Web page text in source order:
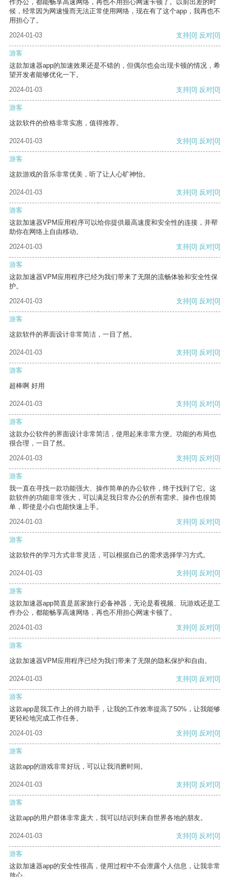
作办公，都能畅享高速网络，再也不用担心网速卡顿了。以前出差的时
候，经常因为网速慢而无法正常使用网络，现在有了这个app，我再也不
用担心了。
2024-01-03
支持[0] 反对[0]
游客
这款加速器app的加速效果还是不错的，但偶尔也会出现卡顿的情况，希
望开发者能够优化一下。
2024-01-03
支持[0] 反对[0]
游客
这款软件的价格非常实惠，值得推荐。
2024-01-03 支持[0] 反对[0]
游客
这款游戏的音乐非常优美，听了让人心旷神怡。
2024-01-03 支持[0] 反对[0]
游客
这款加速器VPM应用程序可以给你提供最高速度和安全性的连接，并帮
助你在网络上自由移动。
2024-01-03
支持[0] 反对[0]
游客
这款加速器VPM应用程序已经为我们带来了无限的流畅体验和安全性保
护。
2024-01-03
支持[0] 反对[0]
游客
这款软件的界面设计非常简洁，一目了然。
2024-01-03 支持[0] 反对[0]
游客
超棒啊 好用
2024-01-03 支持[0] 反对[0]
游客
这款办公软件的界面设计非常简洁，使用起来非常方便。功能的布局也
很合理，一目了然。
2024-01-03
支持[0] 反对[0]
游客
我一直在寻找一款功能强大、操作简单的办公软件，终于找到了它。这
款软件的功能非常强大，可以满足我日常办公的所有需求。操作也很简
单，即使是小白也能快速上手。
2024-01-03
支持[0] 反对[0]
游客
这款软件的学习方式非常灵活，可以根据自己的需求选择学习方式。
2024-01-03 支持[0] 反对[0]
游客
这款加速器app简直是居家旅行必备神器，无论是看视频、玩游戏还是工
作办公，都能畅享高速网络，再也不用担心网速卡顿了。
2024-01-03
支持[0] 反对[0]
游客
这款加速器VPM应用程序已经为我们带来了无限的隐私保护和自由。
2024-01-03 支持[0] 反对[0]
游客
这款app是我工作上的得力助手，让我的工作效率提高了50%，让我能够
更轻松地完成工作任务。
2024-01-03
支持[0] 反对[0]
游客
这款app的游戏非常好玩，可以让我消磨时间。
2024-01-03 支持[0] 反对[0]
游客
这款app的用户群体非常庞大，我可以结识到来自世界各地的朋友。
2024-01-03 支持[0] 反对[0]
游客
这款加速器app的安全性很高，使用过程中不会泄露个人信息，让我非常
放心。